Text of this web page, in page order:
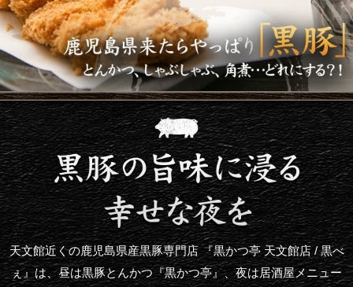
天文館近くの鹿児島県産黒豚専門店 『黒かつ亭 天文館店 / 黒べ
ぇ』は、昼は黒豚とんかつ『黒かつ亭』、夜は居酒屋メニュー